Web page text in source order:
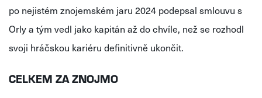
po nejistém znojemském jaru 2024 podepsal smlouvu s
Orly a tým vedl jako kapitán až do chvíle, než se rozhodl
svoji hráčskou kariéru definitivně ukončit.
CELKEM ZA ZNOJMO